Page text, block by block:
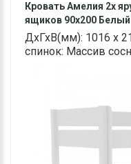
Кровать Амелия 2х
ящиков 90х200
ДхГхВ(мм): 1016 х
спинок: Массив